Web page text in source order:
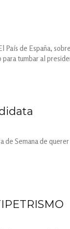
de España,
tumbar al
Semana de